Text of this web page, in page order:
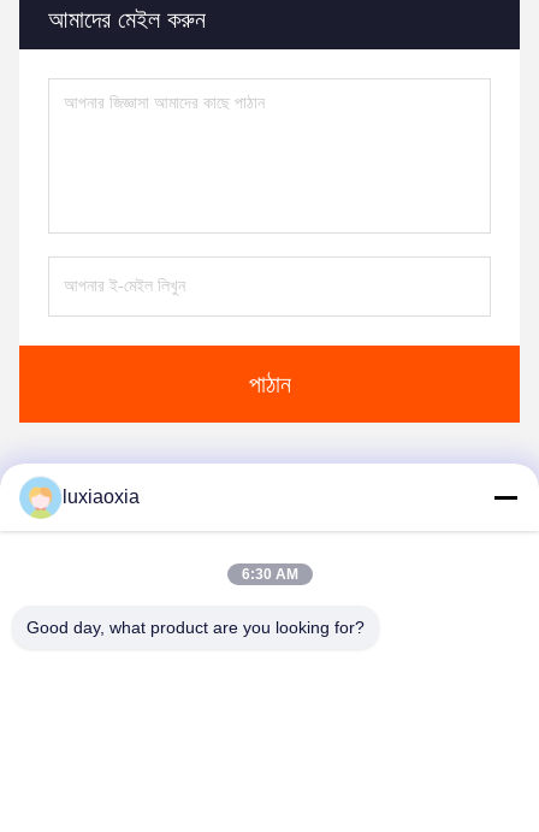
আমাদের মেইল ​​করুন
পাঠান
1
luxiaoxia
6:30 AM
Good day, what product are you looking for?